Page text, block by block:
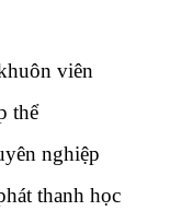
viên
thể
nghiệp
thanh học